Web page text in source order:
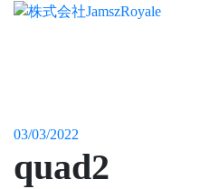
03/03/2022
quad2